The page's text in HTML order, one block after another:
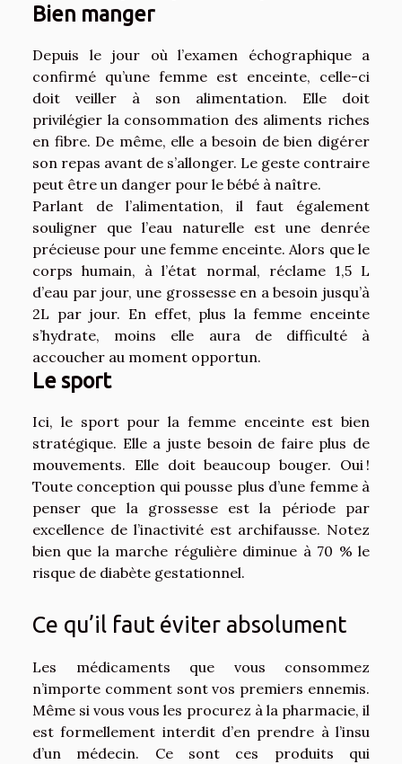
Bien manger
Depuis le jour où l’examen échographique a
confirmé qu’une femme est enceinte, celle-ci
doit veiller à son alimentation. Elle doit
privilégier la consommation des aliments riches
en fibre. De même, elle a besoin de bien digérer
son repas avant de s’allonger. Le geste contraire
peut être un danger pour le bébé à naître.
Parlant de l’alimentation, il faut également
souligner que l’eau naturelle est une denrée
précieuse pour une femme enceinte. Alors que le
corps humain, à l’état normal, réclame 1,5 L
d’eau par jour, une grossesse en a besoin jusqu’à
2L par jour. En effet, plus la femme enceinte
s’hydrate, moins elle aura de difficulté à
accoucher au moment opportun.
Le sport
Ici, le sport pour la femme enceinte est bien
stratégique. Elle a juste besoin de faire plus de
mouvements. Elle doit beaucoup bouger. Oui !
Toute conception qui pousse plus d’une femme à
penser que la grossesse est la période par
excellence de l’inactivité est archifausse. Notez
bien que la marche régulière diminue à 70 % le
risque de diabète gestationnel.
Ce qu’il faut éviter absolument
Les médicaments que vous consommez
n’importe comment sont vos premiers ennemis.
Même si vous vous les procurez à la pharmacie, il
est formellement interdit d’en prendre à l’insu
d’un médecin. Ce sont ces produits qui